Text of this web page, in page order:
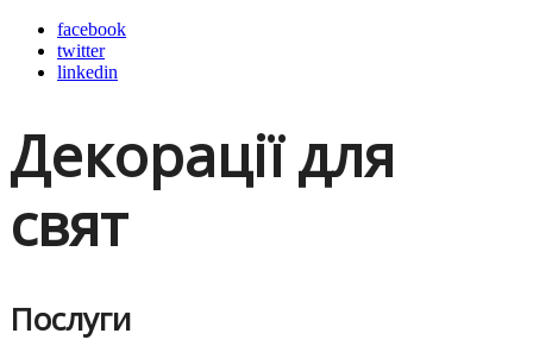
facebook
twitter
linkedin
Декорації для
свят
Послуги